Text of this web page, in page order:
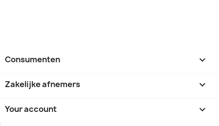
Consumenten 
Zakelijke afnemers 
Your account 